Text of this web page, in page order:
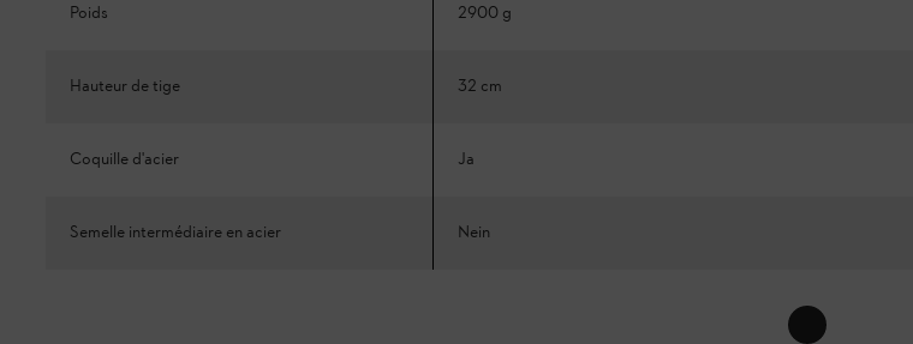
Poids 2900 g
Hauteur de tige 32 cm
Coquille d'acier Ja
Semelle intermédiaire en acier Nein